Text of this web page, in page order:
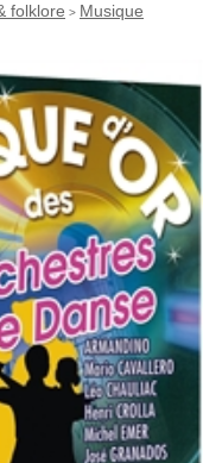
folklore > Musique